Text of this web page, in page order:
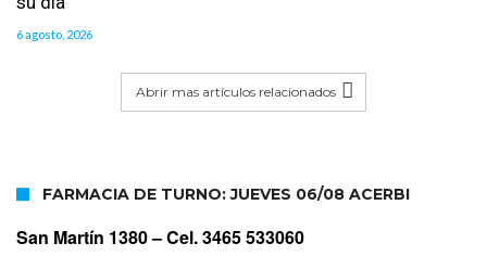
6 agosto, 2026
Abrir mas artículos relacionados
FARMACIA DE TURNO: JUEVES 06/08 ACERBI
San Martín 1380 –Cel. 3465 533060